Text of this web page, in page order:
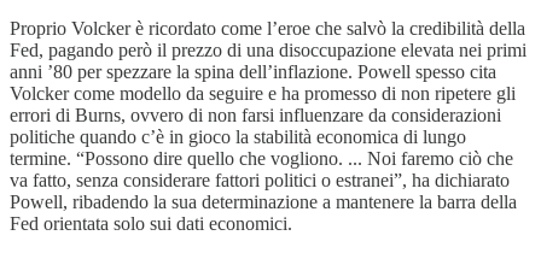
Proprio Volcker è ricordato come l’eroe che salvò la credibilità della
Fed, pagando però il prezzo di una disoccupazione elevata nei primi
anni ’80 per spezzare la spina dell’inflazione. Powell spesso cita
Volcker come modello da seguire e ha promesso di non ripetere gli
errori di Burns, ovvero di non farsi influenzare da considerazioni
politiche quando c’è in gioco la stabilità economica di lungo
termine. “Possono dire quello che vogliono. ... Noi faremo ciò che
va fatto, senza considerare fattori politici o estranei”, ha dichiarato
Powell, ribadendo la sua determinazione a mantenere la barra della
Fed orientata solo sui dati economici.